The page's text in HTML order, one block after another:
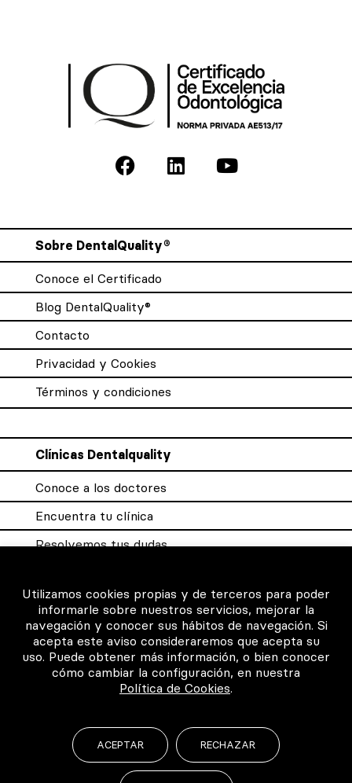
Sobre DentalQuality®
Conoce el Certificado
Blog DentalQuality®
Contacto
Privacidad y Cookies
Términos y condiciones
Clínicas Dentalquality
Conoce a los doctores
Encuentra tu clínica
Resolvemos tus dudas
Para los profesionales
Consigue tu certificado
Intranet clínicas certificadas
Música para los pacientes
Utilizamos cookies propias y de terceros para poder
informarle sobre nuestros servicios, mejorar la
navegación y conocer sus hábitos de navegación. Si
acepta este aviso consideraremos que acepta su
uso. Puede obtener más información, o bien conocer
cómo cambiar la configuración, en nuestra
Política de Cookies.
ACEPTAR RECHAZAR